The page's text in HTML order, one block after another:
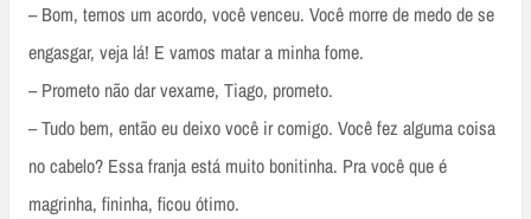
– Bom, temos um acordo, você venceu. Você morre de medo de se
engasgar, veja lá! E vamos matar a minha fome.
– Prometo não dar vexame, Tiago, prometo.
– Tudo bem, então eu deixo você ir comigo. Você fez alguma coisa
no cabelo? Essa franja está muito bonitinha. Pra você que é
magrinha, fininha, ficou ótimo.